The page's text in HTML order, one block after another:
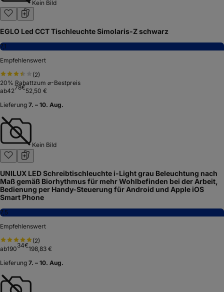
Kein Bild
EGLO Led CCT Tischleuchte Simolaris-Z schwarz
7,1
Empfehlenswert
(2)
20% Rabattzum ⌀-Bestpreis
ab4278€52,50 €
Lieferung 7. – 10. Aug.
Kein Bild
UNILUX LED Schreibtischleuchte i-Light grau Beleuchtung nach
Maß gemäß Biorhythmus für mehr Wohlbefinden bei der Arbeit,
Bedienung per Handy-Steuerung für Android und Apple iOS
Smart Phone
7,5
Empfehlenswert
(2)
ab19034€198,83 €
Lieferung 7. – 10. Aug.